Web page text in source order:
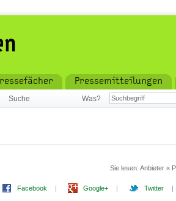
Pressemitteilungen
Suche
Was?
Sie lesen: Anbieter «
Facebook | Google+ | Twitter |